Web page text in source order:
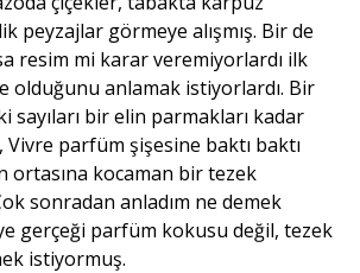
peyzajlar görmeye alışmış. Bir de
resim mi karar veremiyorlardı ilk
olduğunu anlamak istiyorlardı. Bir
sayıları bir elin parmakları kadar
Vivre parfüm şişesine baktı baktı
ortasına kocaman bir tezek
sonradan anladım ne demek
gerçeği parfüm kokusu değil, tezek
istiyormuş.